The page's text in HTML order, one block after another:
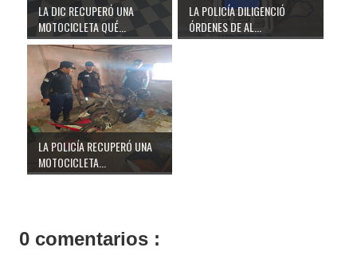
LA DIC RECUPERÓ UNA
MOTOCICLETA QUÉ...
LA POLICÍA DILIGENCIÓ
ÓRDENES DE AL...
LA POLICÍA RECUPERÓ UNA
MOTOCICLETA...
0 comentarios :